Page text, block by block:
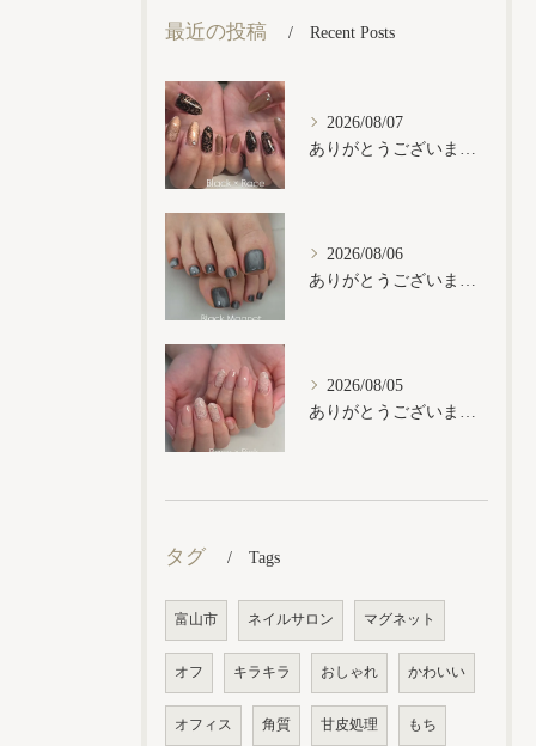
最近の投稿 Recent Posts
2026/08/07
ありがとうございます𓂃𓈒𓏸︎︎︎︎
2026/08/06
ありがとうございます𓂃𓈒𓏸︎︎︎︎
2026/08/05
ありがとうございます𓂃𓈒𓏸︎︎︎︎
タグ Tags
富山市 ネイルサロン マグネット
オフ キラキラ おしゃれ かわいい
オフィス 角質 甘皮処理 もち